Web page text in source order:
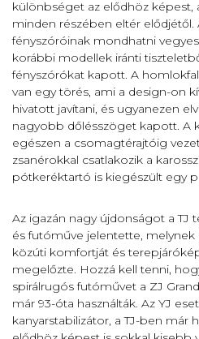
különbséget az elődhöz képest,
minden részében eltér elődjétől.
fényszóróinak mondhatni
korábbi modellek iránti
fényszórókat kapott. A
van egy törés, ami a design-on
hivatott javítani, és ugyanezen
nagyobb dőlésszöget kapott. A
egészen a csomagtérajtóig
zsanérokkal csatlakozik a
pótkeréktartó is kiegészült egy
Az igazán nagy újdonságot a TJ
és futóműve jelentette,
közúti komfortját és
megelőzte. Hozzá kell tenni,
spirálrugós futóművet a ZJ
már 93-óta használták. Az YJ
kanyarstabilizátor, a TJ-ben már